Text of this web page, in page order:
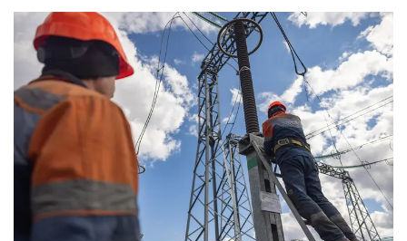
г
о
е
ж
и
м
у